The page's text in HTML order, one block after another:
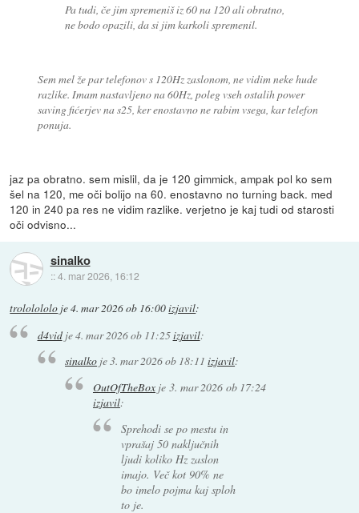
Pa tudi, če jim spremeniš iz 60 na 120 ali obratno,
ne bodo opazili, da si jim karkoli spremenil.
Sem mel že par telefonov s 120Hz zaslonom, ne vidim neke hude
razlike. Imam nastavljeno na 60Hz, poleg vseh ostalih power
saving fićerjev na s25, ker enostavno ne rabim vsega, kar telefon
ponuja.
jaz pa obratno. sem mislil, da je 120 gimmick, ampak pol ko sem
šel na 120, me oči bolijo na 60. enostavno no turning back. med
120 in 240 pa res ne vidim razlike. verjetno je kaj tudi od starosti
oči odvisno...
sinalko
::4. mar 2026, 16:12
trololololo je4. mar 2026 ob 16:00izjavil:
d4vidje4. mar 2026 ob 11:25izjavil:
sinalko je3. mar 2026 ob 18:11 izjavil:
OutOfTheBoxje 3. mar 2026 ob 17:24
izjavil:
Sprehodi se po mestu in
vprašaj 50 naključnih
ljudi koliko Hz zaslon
imajo. Več kot 90% ne
bo imelo pojma kaj sploh
to je.